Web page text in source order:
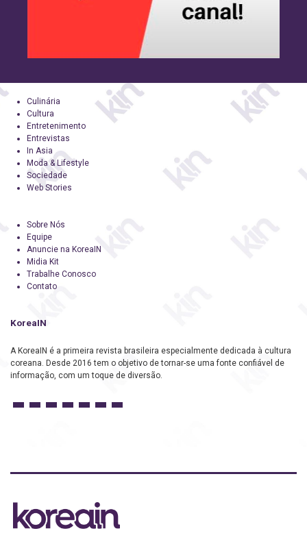
Culinária
Cultura
Entretenimento
Entrevistas
In Asia
Moda & Lifestyle
Sociedade
Web Stories
Sobre Nós
Equipe
Anuncie na KoreaIN
Midia Kit
Trabalhe Conosco
Contato
KoreaIN
A KoreaIN é a primeira revista brasileira especialmente dedicada à cultura
coreana. Desde 2016 tem o objetivo de tornar-se uma fonte confiável de
informação, com um toque de diversão.